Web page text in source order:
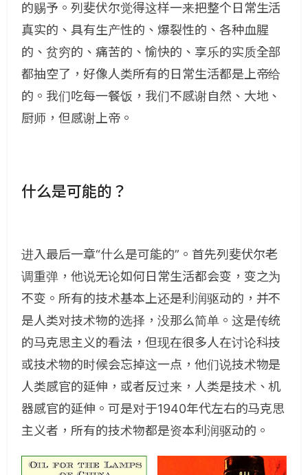
的赐予。列斐伏尔觉得这样一来把整个日常生活
真实的、具有生产性的、爆裂性的、各种血腥
的、贫穷的、痛苦的、愉快的、享乐的实质全部
都抽空了，好像人类所有的日常生活都是上帝给
的。我们吃每一餐饭，我们不感谢自然、大地、
厨师，但感谢上帝。
什么是可能的？
进入最后一章“什么是可能的”。首先列斐伏尔老
调重弹，他说无论如何日常生活都会变，变之为
不变。所有的技术基本上还是利润驱动的，并不
是人类对技术物的选择，没那么简单。这是传统
的马克思主义的看法，但现在很多人在讨论科技
或技术物的时候会忘掉这一点，他们说技术物是
人类感官的延伸，或者反过来，人类是技术、机
器感官的延伸。可是对于1940年代左右的马克思
主义者，所有的技术物都是资本利润驱动的。